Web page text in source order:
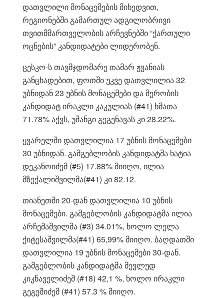
დათვლილი მონაცემების მიხედვით,
რეგიონებში გამართულ ადგილობრივი
თვითმმართველობის არჩევნებში “ქართული
ოცნების” კანდიდატები ლიდერობენ.
ცესკო-ს თავმჯდომარე თამარ ჟვანიას
განცხადებით, ფოთში უკვე დათვლილია 32
უბნიდან 23 უბნის მონაცემები და მერობის
კანდიდატ ირაკლი კაკულიას (#41) ხმათა
71.78% აქვს, უშანგი გეგენავას კი 28.22%.
ყვარელში დათვლილია 17 უბნის მონაცემები
30 უბნიდან. გამგებლობის კანდიდატმა ხატია
დეკანოიძემ (#5) 17.88% მიიღო, ილია
მზექალიშვილმა(#41) კი 82.12.
თიანეთში 20-დან დათვლილია 10 უბნის
მონაცემები. გამგებლობის კანდიდატმა ილია
არჩემაშვილმა (#3) 34.01%, ხოლო ლელა
ქიტესაშვილმა(#41) 65,99% მიიღო. ბაღდათში
დათვლილია 19 უბნის მონაცემები 30-დან.
გამგებლობის კანდიდატმა მევლუდ
კიკნაველიძემ (#18) 42,1 %, ხოლო ირაკლი
გეგეშიძემ (#41) 57.3 % მიიღო.